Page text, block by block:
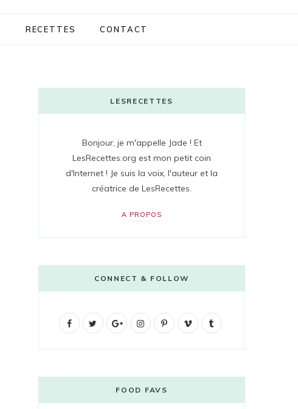
RECETTES CONTACT
LESRECETTES
Bonjour, je m'appelle Jade ! Et
LesRecettes.org est mon petit coin
d'Internet ! Je suis la voix, l'auteur et la
créatrice de LesRecettes.
A PROPOS
CONNECT & FOLLOW
F
b
t
G
g
l
I
t
a
P
e
V
o
l
FOOD FAVS